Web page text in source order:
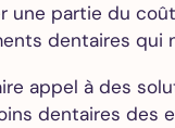
une partie du
dentaires qui
appel à des
dentaires des